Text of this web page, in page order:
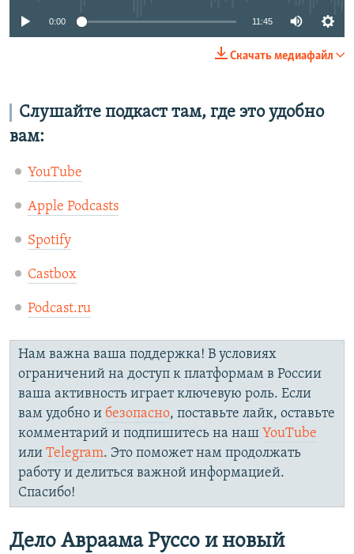
0:00 11:45
Скачать медиафайл
Слушайте подкаст там, где это удобно
вам:
YouTube
Apple Podcasts
Spotify
Castbox
Podcast.ru
Нам важна ваша поддержка! В условиях
ограничений на доступ к платформам в России
ваша активность играет ключевую роль. Если
вам удобно и безопасно, поставьте лайк, оставьте
комментарий и подпишитесь на наш YouTube
или Telegram. Это поможет нам продолжать
работу и делиться важной информацией.
Спасибо!
Дело Авраама Руссо и новый